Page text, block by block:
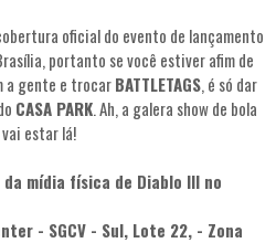
oficial do evento de lançamento
portanto se você estiver afim de
a gente e trocarBATTLETAGS, é só dar
CASA PARK. Ah, a galera show de bola
estar lá!
mídia física de Diablo III no
- SGCV - Sul, Lote 22, - Zona